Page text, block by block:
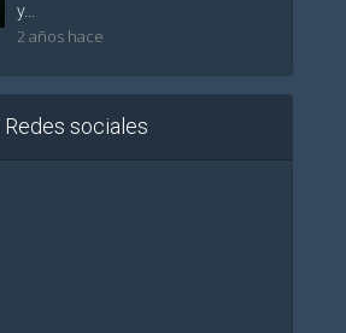
y...
2 años hace
Redes sociales